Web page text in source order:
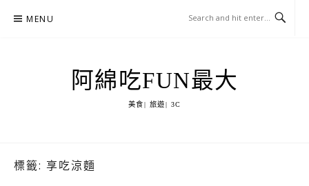
MENU
阿綿吃FUN最大
美食| 旅遊| 3C
標籤: 享吃涼麵